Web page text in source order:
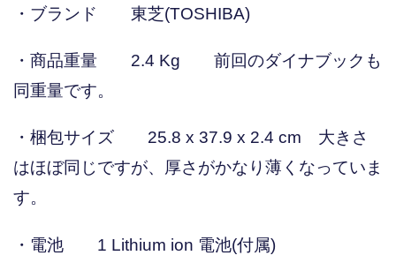
・ブランド 東芝(TOSHIBA)
・商品重量 2.4 Kg 前回のダイナブックも
同重量です。
・梱包サイズ 25.8 x 37.9 x 2.4 cm 大きさ
はほぼ同じですが、厚さがかなり薄くなっていま
す。
・電池 1 Lithium ion 電池(付属)